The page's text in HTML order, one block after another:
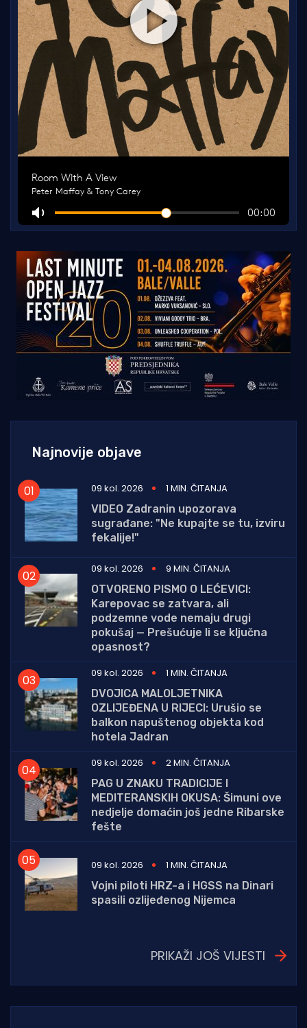
Najnovije objave
09 kol. 2026
1 MIN. ČITANJA
VIDEO Zadranin upozorava
sugrađane: "Ne kupajte se tu, izviru
fekalije!"
09 kol. 2026
9 MIN. ČITANJA
OTVORENO PISMO O LEĆEVICI:
Karepovac se zatvara, ali
podzemne vode nemaju drugi
pokušaj — Prešućuje li se ključna
opasnost?
09 kol. 2026
1 MIN. ČITANJA
DVOJICA MALOLJETNIKA
OZLIJEĐENA U RIJECI: Urušio se
balkon napuštenog objekta kod
hotela Jadran
09 kol. 2026
2 MIN. ČITANJA
PAG U ZNAKU TRADICIJE I
MEDITERANSKIH OKUSA: Šimuni ove
nedjelje domaćin još jedne Ribarske
fešte
09 kol. 2026
1 MIN. ČITANJA
Vojni piloti HRZ-a i HGSS na Dinari
spasili ozlijeđenog Nijemca
PRIKAŽI JOŠ VIJESTI